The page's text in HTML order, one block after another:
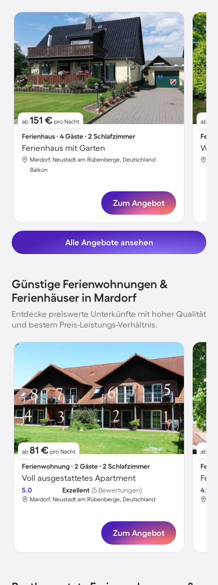
ab 151 € pro Nacht
Ferienhaus ∙ 4 Gäste ∙ 2 Schlafzimmer
Ferienhaus mit Garten
Mardorf, Neustadt am Rübenberge, Deutschland
Balkon
Zum Angebot
ab
Alle Angebote ansehen
Günstige Ferienwohnungen &
Ferienhäuser in Mardorf
Entdecke preiswerte Unterkünfte mit hoher Qualität
und bestem Preis-Leistungs-Verhältnis.
ab 81 € pro Nacht
Ferienwohnung ∙ 2 Gäste ∙ 2 Schlafzimmer
Voll ausgestattetes Apartment
5.0 Exzellent (5 Bewertungen)
Mardorf, Neustadt am Rübenberge, Deutschland
Zum Angebot
ab
4.9